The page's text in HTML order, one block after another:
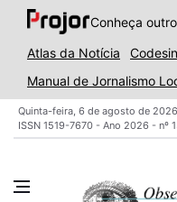
Conheça
Atlas da Notícia
Manual de Jornalismo
Quinta-feira, 6 de agosto de 2026
ISSN 1519-7670 - Ano 2026 - nº